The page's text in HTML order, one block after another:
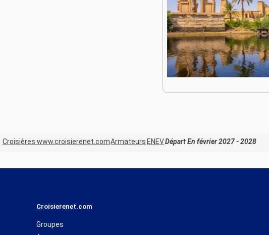
Croisières www.croisierenet.comArmateurs ENEVDépart En février 2027 - 2028
Croisierenet.com
Groupes